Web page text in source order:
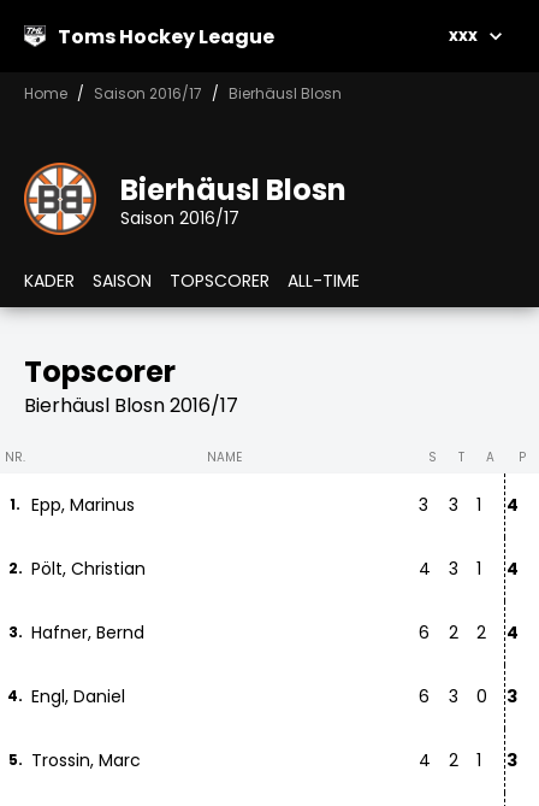
Toms Hockey League xxx
Home Saison 2016/17 Bierhäusl Blosn
Bierhäusl Blosn
Saison 2016/17
KADER SAISON TOPSCORER ALL-TIME
Topscorer
Bierhäusl Blosn 2016/17
NR. NAME S T A P
1. Epp, Marinus 3 3 1 4
2. Pölt, Christian 4 3 1 4
3. Hafner, Bernd 6 2 2 4
4. Engl, Daniel 6 3 0 3
5. Trossin, Marc 4 2 1 3